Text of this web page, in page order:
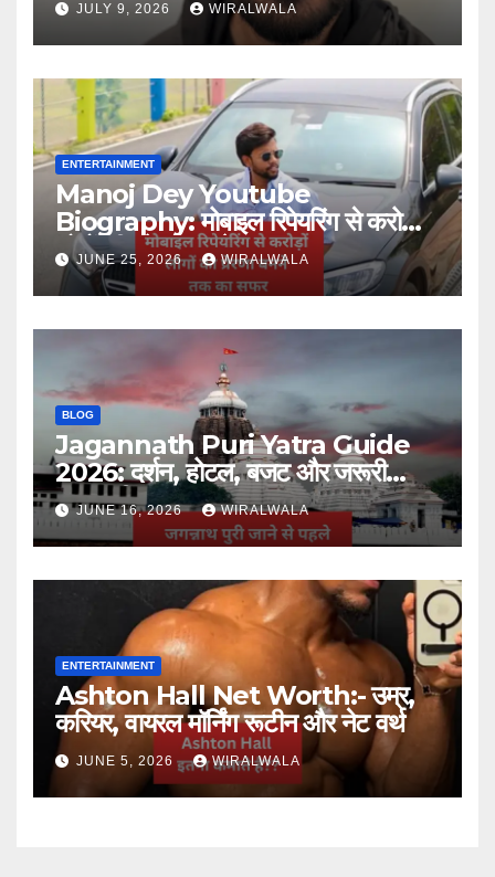
JULY 9, 2026 WIRALWALA
ENTERTAINMENT
Manoj Dey Youtube
Biography: मोबाइल रिपेयरिंग से करोड़ों
लोगों की प्रेरणा बनने तक का सफर
JUNE 25, 2026 WIRALWALA
BLOG
Jagannath Puri Yatra Guide
2026: दर्शन, होटल, बजट और जरूरी
जानकारी
JUNE 16, 2026 WIRALWALA
ENTERTAINMENT
Ashton Hall Net Worth:- उम्र,
करियर, वायरल मॉर्निंग रूटीन और नेट वर्थ
JUNE 5, 2026 WIRALWALA